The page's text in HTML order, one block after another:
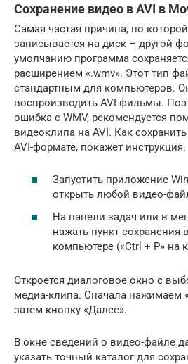
Сохранение видео в AVI в
Самая частая причина, по
записывается на диск – другой
умолчанию программа
расширением «.wmv». Этот тип
стандартным для компьютеров.
воспроизводить AVI-фильмы.
ошибка с WMV, рекомендуется
видеоклипа на AVI. Как
AVI-формате, покажет инструкция.
Запустить приложение
открыть любой видео-
На панели задач или в
нажать пункт сохранения
компьютере («Ctrl + P» на
Откроется диалоговое окно с
медиа-клипа. Сначала нажимаем
затем кнопку «Далее».
В окне сведений о видео-файле
указать точный каталог для